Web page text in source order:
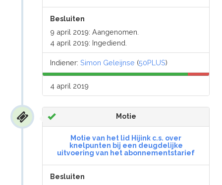
Besluiten
9 april 2019: Aangenomen.
4 april 2019: Ingediend.
Indiener:Simon Geleijnse (50PLUS)
4 april 2019
Motie
Motie van het lid Hijink c.s. over
knelpunten bij een deugdelijke
uitvoering van het abonnementstarief
Besluiten